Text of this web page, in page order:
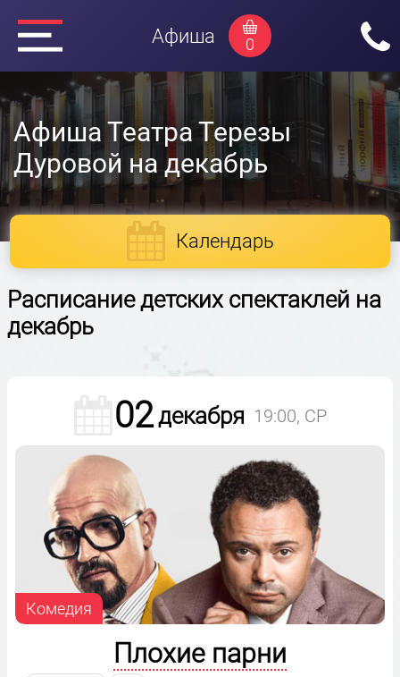
Афиша 0
Афиша Театра Терезы
Дуровой на декабрь
Календарь
Расписание детских спектаклей на
декабрь
02декабря 19:00, СР
Комедия
Плохие парни